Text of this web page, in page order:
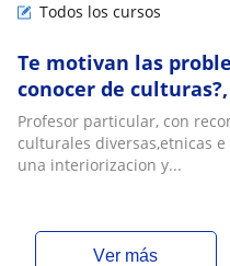
Todos los cursos
Te motivan las
conocer de
correcto
Profesor particular, con
culturales diversas,etnicas
una interiorizacion y...
ver más